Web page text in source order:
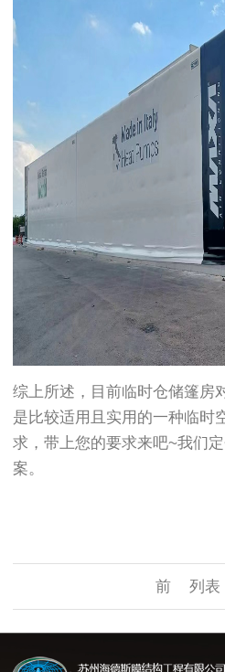
综上所述，目前临时仓储篷房
是比较适用且实用的一种临时
求，带上您的要求来吧~我们
案。
前 列表